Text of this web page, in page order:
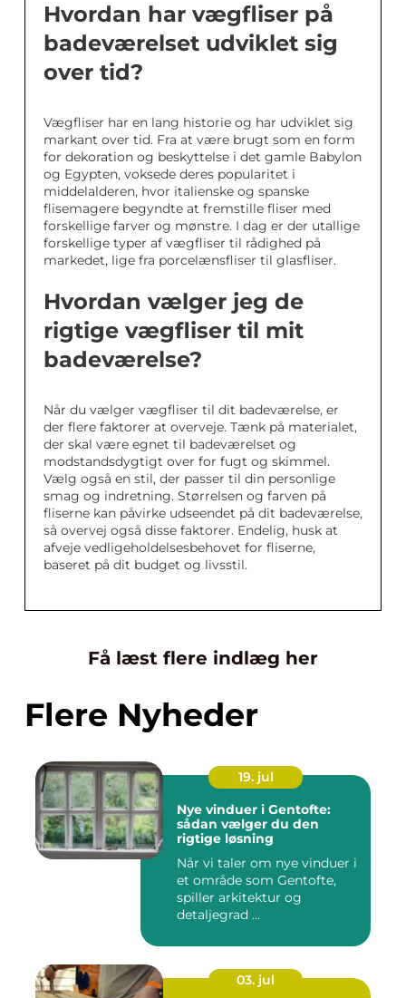
Hvordan har vægfliser på
badeværelset udviklet sig
over tid?
Vægfliser har en lang historie og har udviklet sig
markant over tid. Fra at være brugt som en form
for dekoration og beskyttelse i det gamle Babylon
og Egypten, voksede deres popularitet i
middelalderen, hvor italienske og spanske
flisemagere begyndte at fremstille fliser med
forskellige farver og mønstre. I dag er der utallige
forskellige typer af vægfliser til rådighed på
markedet, lige fra porcelænsfliser til glasfliser.
Hvordan vælger jeg de
rigtige vægfliser til mit
badeværelse?
Når du vælger vægfliser til dit badeværelse, er
der flere faktorer at overveje. Tænk på materialet,
der skal være egnet til badeværelset og
modstandsdygtigt over for fugt og skimmel.
Vælg også en stil, der passer til din personlige
smag og indretning. Størrelsen og farven på
fliserne kan påvirke udseendet på dit badeværelse,
så overvej også disse faktorer. Endelig, husk at
afveje vedligeholdelsesbehovet for fliserne,
baseret på dit budget og livsstil.
Få læst flere indlæg her
Flere Nyheder
19. jul
Nye vinduer i Gentofte:
sådan vælger du den
rigtige løsning
Når vi taler om nye vinduer i
et område som Gentofte,
spiller arkitektur og
detaljegrad ...
03. jul